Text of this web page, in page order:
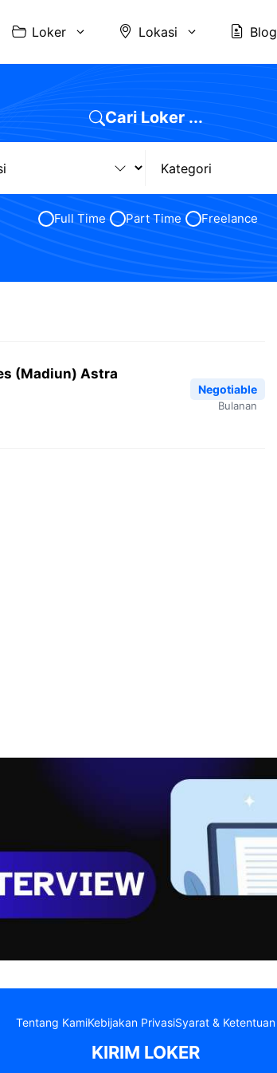
Loker Lokasi Blog
Cari Loker ...
Full Time Part Time Freelance
(Madiun) Astra
Negotiable
Bulanan
Tentang KamiKebijakan PrivasiSyarat & Ketentuan
KIRIM LOKER